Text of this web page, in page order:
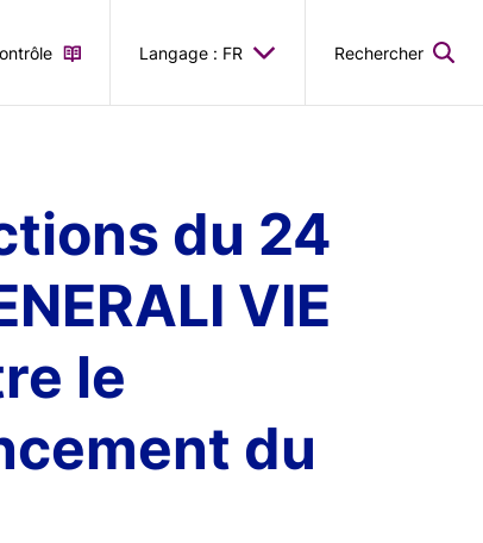
Langage : FR Rechercher
du 24
VIE
le
du